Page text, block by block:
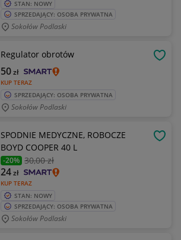
STAN: NOWY
SPRZEDAJĄCY: OSOBA PRYWATNA
Sokołów Podlaski
Regulator obrotów
KUP TERAZ
50zł
SPRZEDAJĄCY: OSOBA PRYWATNA
Sokołów Podlaski
SPODNIE MEDYCZNE, ROBOCZE
BOYD COOPER 40 L
-20% 30,00 zł
KUP TERAZ
24zł
STAN: NOWY
SPRZEDAJĄCY: OSOBA PRYWATNA
Sokołów Podlaski